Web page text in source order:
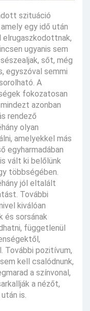
szituáció
egy idő után
elrugaszkodottnak,
ugyanis sem
sőt, még
egyszóval semmi
A
fokozatosan
azonban
rendező
olyan
amelyekkel más
egyharmadában
vált ki belőlünk
többségében.
jól eltalált
További
kiválóan
és sorsának
függetlenül
További pozitívum,
kell csalódnunk,
a színvonal,
a nézőt,
is.